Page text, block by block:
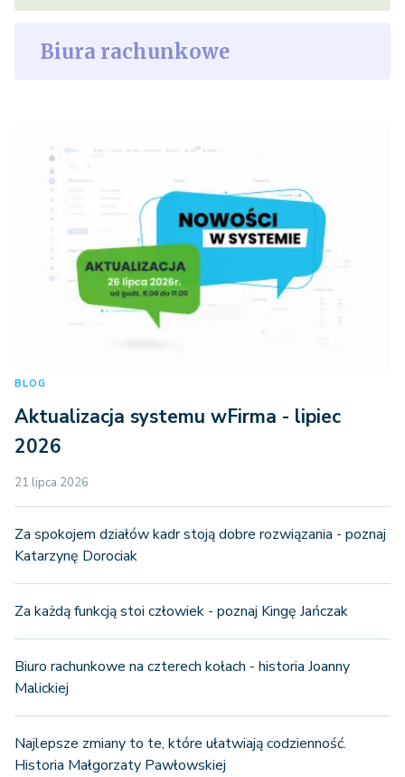
Biura rachunkowe
BLOG
Aktualizacja systemu wFirma - lipiec
2026
21 lipca 2026
Za spokojem działów kadr stoją dobre rozwiązania - poznaj
Katarzynę Dorociak
Za każdą funkcją stoi człowiek - poznaj Kingę Jańczak
Biuro rachunkowe na czterech kołach - historia Joanny
Malickiej
Najlepsze zmiany to te, które ułatwiają codzienność.
Historia Małgorzaty Pawłowskiej